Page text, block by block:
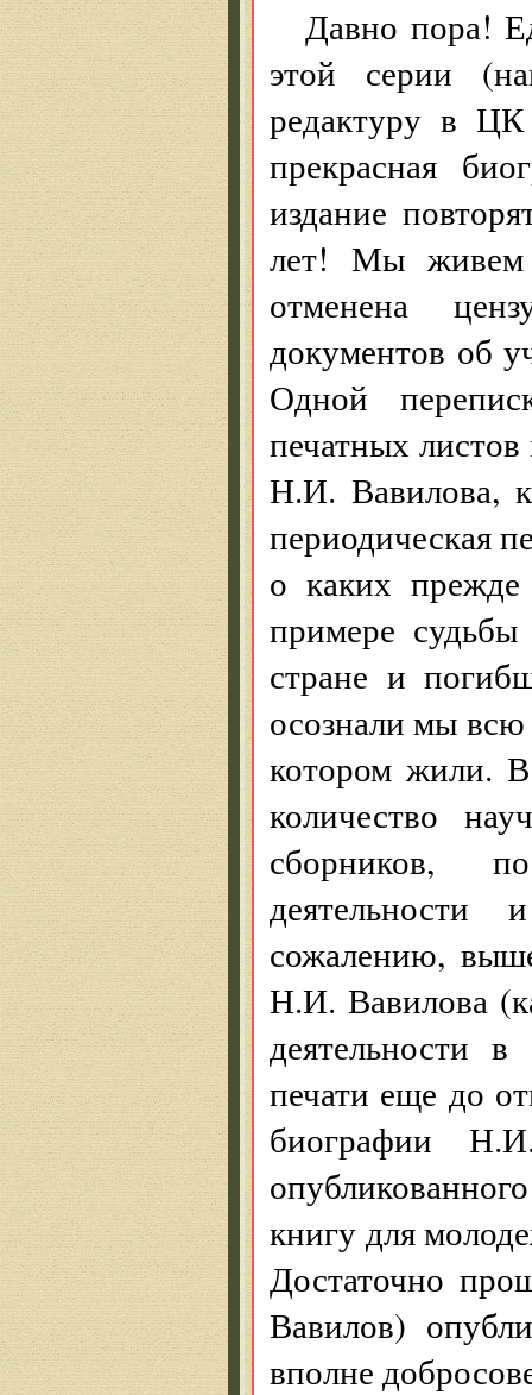
Давно пора!
этой серии
редактуру в
прекрасная
издание
лет! Мы живем
отменена
документов об
Одной
печатных
Н.И. Вавилова,
периодическая
о каких
примере
стране и
осознали мы всю
котором жили.
количество
сборников,
сожалению,
Н.И. Вавилова
деятельности
печати еще до
биографии
книгу для
Достаточно
Вавилов)
вполне